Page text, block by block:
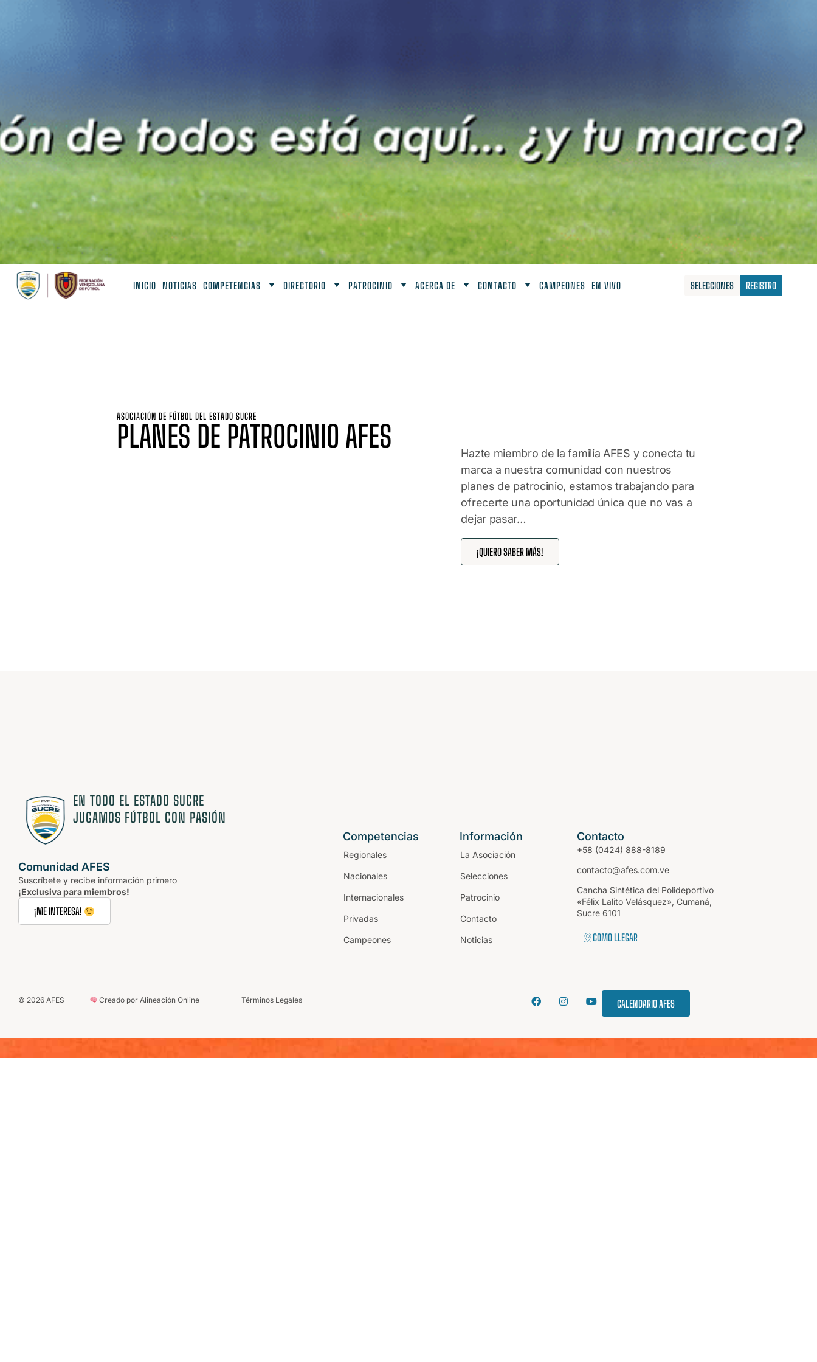
INICIO NOTICIAS COMPETENCIAS DIRECTORIO PATROCINIO ACERCA DE CONTACTO CAMPEONES EN VIVO SELECCIONES REGISTRO
ASOCIACIÓN DE FÚTBOL DEL ESTADO SUCRE
PLANES DE PATROCINIO AFES
Hazte miembro de la familia AFES y conecta tu
marca a nuestra comunidad con nuestros
planes de patrocinio, estamos trabajando para
ofrecerte una oportunidad única que no vas a
dejar pasar…
¡QUIERO SABER MÁS!
EN TODO EL ESTADO SUCRE
JUGAMOS FÚTBOL CON PASIÓN
Comunidad AFES
Suscríbete y recibe información primero
¡Exclusiva para miembros!
¡ME INTERESA!
Competencias
Regionales
Nacionales
Internacionales
Privadas
Campeones
Información
La Asociación
Selecciones
Patrocinio
Contacto
Noticias
Contacto
+58 (0424) 888-8189
contacto@afes.com.ve
Cancha Sintética del Polideportivo
«Félix Lalito Velásquez», Cumaná,
Sucre 6101
COMO LLEGAR
© 2026 AFES Creado por Alineación Online Términos Legales CALENDARIO AFES